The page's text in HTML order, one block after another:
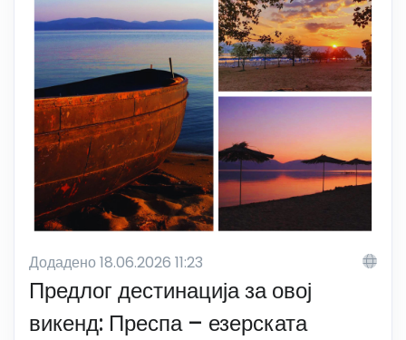
Додадено 18.06.2026 11:23
Предлог дестинација за овој
викенд: Преспа – езерската